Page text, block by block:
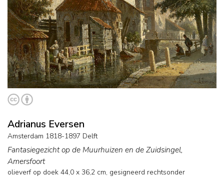
Adrianus Eversen
Amsterdam 1818-1897 Delft
Fantasiegezicht op de Muurhuizen en de Zuidsingel,
Amersfoort
olieverf op doek 44,0 x 36,2 cm, gesigneerd rechtsonder